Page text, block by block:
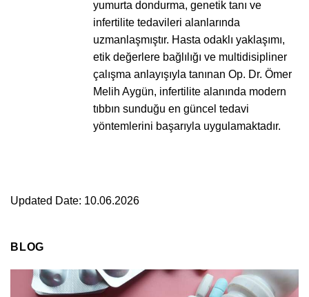
yumurta dondurma, genetik tanı ve
infertilite tedavileri alanlarında
uzmanlaşmıştır. Hasta odaklı yaklaşımı,
etik değerlere bağlılığı ve multidisipliner
çalışma anlayışıyla tanınan Op. Dr. Ömer
Melih Aygün, infertilite alanında modern
tıbbın sunduğu en güncel tedavi
yöntemlerini başarıyla uygulamaktadır.
Updated Date: 10.06.2026
BLOG